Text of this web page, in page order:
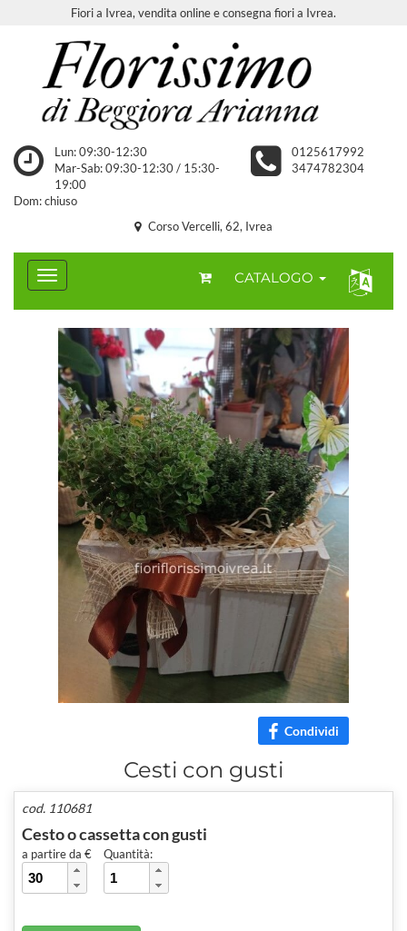
Fiori a Ivrea, vendita online e consegna fiori a Ivrea.
Lun: 09:30-12:30
Mar-Sab: 09:30-12:30 / 15:30-
19:00
Dom: chiuso
0125617992
3474782304
Corso Vercelli, 62, Ivrea
CATALOGO
Condividi
Cesti con gusti
cod. 110681
Cesto o cassetta con gusti
a partire da € Quantità: